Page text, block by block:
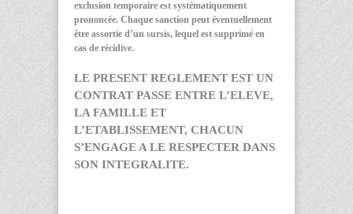
exclusion temporaire est systématiquement
prononcée. Chaque sanction peut éventuellement
être assortie d’un sursis, lequel est supprimé en
cas de récidive.
LE PRESENT REGLEMENT EST UN
CONTRAT PASSE ENTRE L’ELEVE,
LA FAMILLE ET
L’ETABLISSEMENT, CHACUN
S’ENGAGE A LE RESPECTER DANS
SON INTEGRALITE.